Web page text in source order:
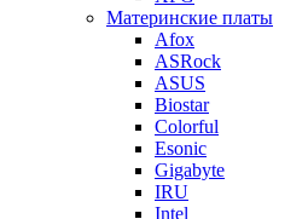
Материнские платы
Afox
ASRock
ASUS
Biostar
Colorful
Esonic
Gigabyte
IRU
Intel